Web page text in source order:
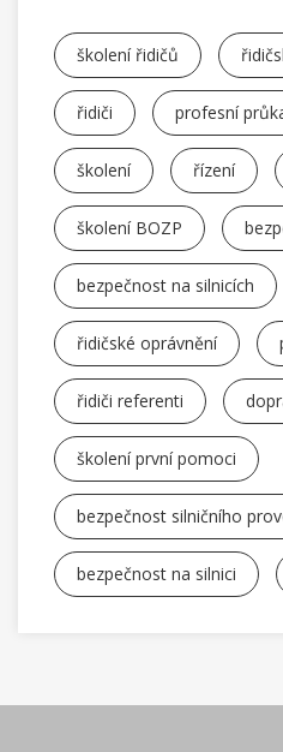
školení řidičů
řidiči profesní
školení řízení
školení BOZP
bezpečnost na silnicích
řidičské oprávnění
řidiči referenti
školení první pomoci
bezpečnost silničního
bezpečnost na silnici